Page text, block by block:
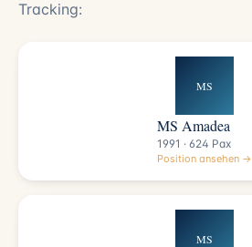
Tracking:
MS
MS Amadea
1991 · 624 Pax
Position ansehen →
MS